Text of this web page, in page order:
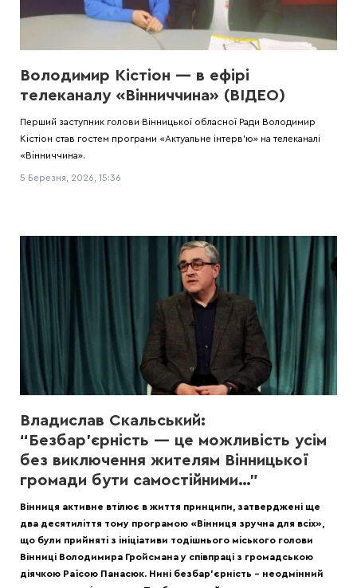
Володимир Кістіон — в ефірі
телеканалу «Вінниччина» (ВІДЕО)
Перший заступник голови Вінницької обласної Ради Володимир
Кістіон став гостем програми «Актуальне інтерв'ю» на телеканалі
«Вінниччина».
5 Березня, 2026, 15:36
Владислав Скальський:
“Безбар’єрність — це можливість усім
без виключення жителям Вінницької
громади бути самостійними…”
Вінниця активне втілює в життя принципи, затверджені ще
два десятиліття тому програмою «Вінниця зручна для всіх»,
що були прийняті з ініціативи тодішнього міського голови
Вінниці Володимира Гройсмана у співпраці з громадською
діячкою Раїсою Панасюк. Нині безбар’єрність – неодмінний